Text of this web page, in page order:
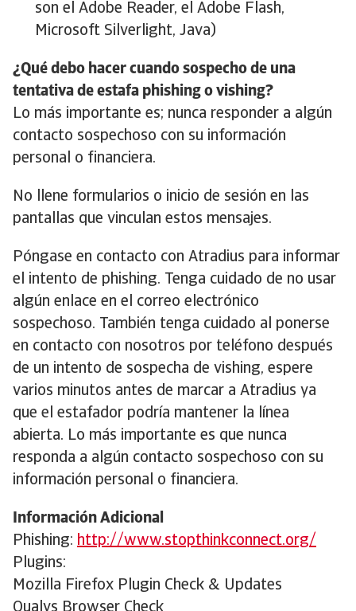
son el Adobe Reader, el Adobe Flash,
Microsoft Silverlight, Java)
¿Qué debo hacer cuando sospecho de una
tentativa de estafa phishing o vishing?
Lo más importante es; nunca responder a algún
contacto sospechoso con su información
personal o financiera.
No llene formularios o inicio de sesión en las
pantallas que vinculan estos mensajes.
Póngase en contacto con Atradius para informar
el intento de phishing. Tenga cuidado de no usar
algún enlace en el correo electrónico
sospechoso. También tenga cuidado al ponerse
en contacto con nosotros por teléfono después
de un intento de sospecha de vishing, espere
varios minutos antes de marcar a Atradius ya
que el estafador podría mantener la línea
abierta. Lo más importante es que nunca
responda a algún contacto sospechoso con su
información personal o financiera.
Información Adicional
Phishing: http://www.stopthinkconnect.org/
Plugins:
Mozilla Firefox Plugin Check & Updates
Qualys Browser Check